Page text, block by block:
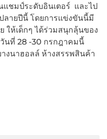
ชมป์ระดับอินเตอร์ และไป
ายปีนี้ โดยการแข่งขันนี้มี
ให้เด็กๆ ได้ร่วมสนุกลุ้นของ
นที่ 28 -30 กรกฎาคมนี้
งนาฮอลล์ ห้างสรรพสินค้า